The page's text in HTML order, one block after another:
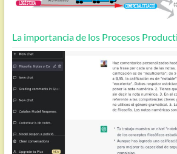
La importancia de los Procesos